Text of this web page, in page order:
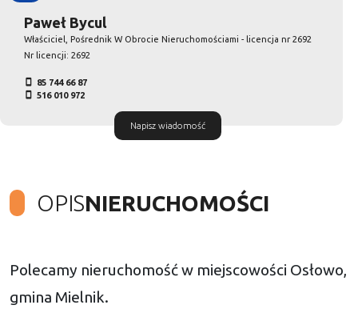
Paweł Bycul
Właściciel, Pośrednik W Obrocie Nieruchomościami - licencja nr 2692
Nr licencji: 2692
85 744 66 87
516 010 972
Napisz wiadomość
OPISNIERUCHOMOŚCI
Polecamy nieruchomość w miejscowości Osłowo,
gmina Mielnik.